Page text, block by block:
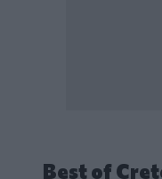
Best of